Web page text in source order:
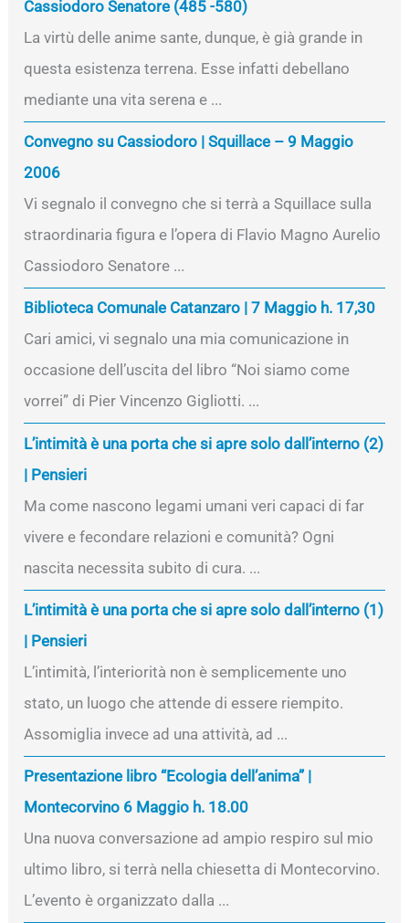
Cassiodoro Senatore (485 -580)
La virtù delle anime sante, dunque, è già grande in
questa esistenza terrena. Esse infatti debellano
mediante una vita serena e ...
Convegno su Cassiodoro | Squillace – 9 Maggio
2006
Vi segnalo il convegno che si terrà a Squillace sulla
straordinaria figura e l’opera di Flavio Magno Aurelio
Cassiodoro Senatore ...
Biblioteca Comunale Catanzaro | 7 Maggio h. 17,30
Cari amici, vi segnalo una mia comunicazione in
occasione dell’uscita del libro “Noi siamo come
vorrei” di Pier Vincenzo Gigliotti. ...
L’intimità è una porta che si apre solo dall’interno (2)
| Pensieri
Ma come nascono legami umani veri capaci di far
vivere e fecondare relazioni e comunità? Ogni
nascita necessita subito di cura. ...
L’intimità è una porta che si apre solo dall’interno (1)
| Pensieri
L’intimità, l’interiorità non è semplicemente uno
stato, un luogo che attende di essere riempito.
Assomiglia invece ad una attività, ad ...
Presentazione libro “Ecologia dell’anima” |
Montecorvino 6 Maggio h. 18.00
Una nuova conversazione ad ampio respiro sul mio
ultimo libro, si terrà nella chiesetta di Montecorvino.
L’evento è organizzato dalla ...